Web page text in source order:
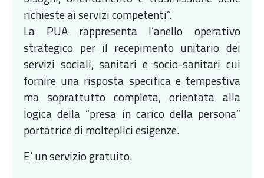
richieste ai servizi competenti”.
La PUA rappresenta l’anello operativo
strategico per il recepimento unitario dei
servizi sociali, sanitari e socio-sanitari cui
fornire una risposta specifica e tempestiva
ma soprattutto completa, orientata alla
logica della “presa in carico della persona”
portatrice di molteplici esigenze.
E' un servizio gratuito.